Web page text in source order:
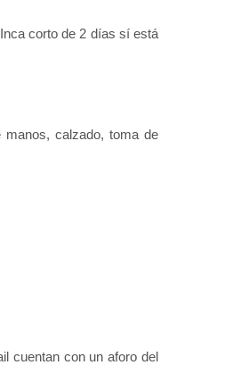
corto de 2 días sí está
calzado, toma de
cuentan con un aforo del